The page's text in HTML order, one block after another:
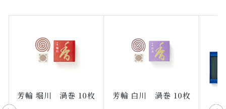
芳輪 堀川 渦巻 10枚 芳輪 白川 渦巻 10枚